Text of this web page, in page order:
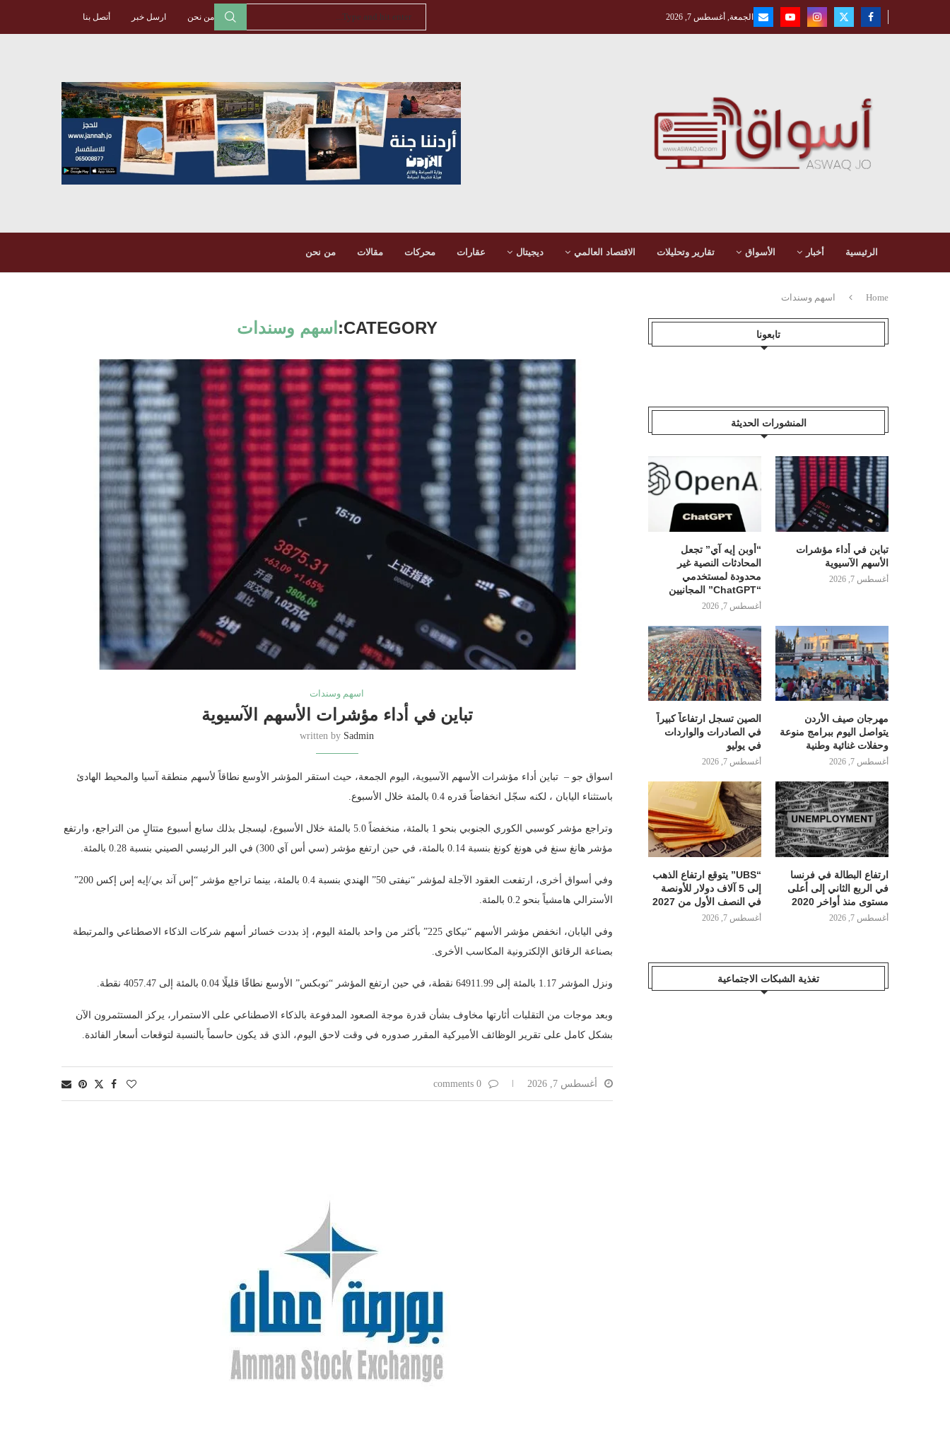
الجمعة, أغسطس 7, 2026 من نحن ارسل خبر أتصل بنا
الرئيسية أخبار الأسواق تقارير وتحليلات الاقتصاد العالمي ديجيتال عقارات محركات مقالات من نحن
Home اسهم وسندات
CATEGORY: اسهم وسندات
اسهم وسندات
تباين في أداء مؤشرات الأسهم الآسيوية
written by Sadmin
اسواق جو – تباين أداء مؤشرات الأسهم الآسيوية، اليوم الجمعة، حيث استقر المؤشر الأوسع نطاقاً لأسهم منطقة آسيا والمحيط الهادئ
باستثناء اليابان ، لكنه سجّل انخفاضاً قدره 0.4 بالمئة خلال الأسبوع.
وتراجع مؤشر كوسبي الكوري الجنوبي بنحو 1 بالمئة، منخفضاً 5.0 بالمئة خلال الأسبوع، ليسجل بذلك سابع أسبوع متتالٍ من التراجع، وارتفع
مؤشر هانغ سنغ في هونغ كونغ بنسبة 0.14 بالمئة، في حين ارتفع مؤشر (سي أس آي 300) في البر الرئيسي الصيني بنسبة 0.28 بالمئة.
وفي أسواق أخرى، ارتفعت العقود الآجلة لمؤشر “نيفتى 50” الهندي بنسبة 0.4 بالمئة، بينما تراجع مؤشر “إس آند بي/إيه إس إكس 200”
الأسترالي هامشياً بنحو 0.2 بالمئة.
وفي اليابان، انخفض ‌مؤشر الأسهم “نيكاي 225” بأكثر من واحد بالمئة اليوم، إذ بددت خسائر أسهم شركات الذكاء الاصطناعي والمرتبطة
بصناعة الرقائق الإلكترونية المكاسب الأخرى.
ونزل المؤشر 1.17 بالمئة إلى 64911.99 ​نقطة، في حين ارتفع المؤشر “توبكس” ‌الأوسع نطاقًا قليلًا 0.04 بالمئة إلى 4057.47 نقطة.
وبعد موجات من التقلبات أثارتها مخاوف بشأن قدرة موجة الصعود المدفوعة بالذكاء الاصطناعي على الاستمرار، يركز المستثمرون الآن
بشكل كامل على تقرير الوظائف الأميركية المقرر صدوره في وقت لاحق اليوم، الذي قد يكون حاسماً بالنسبة لتوقعات أسعار الفائدة.
أغسطس 7, 2026 0 comments
تابعونا
المنشورات الحديثة
تباين في أداء مؤشرات
الأسهم الآسيوية
أغسطس 7, 2026
“أوبن إيه آي” تجعل
المحادثات النصية غير
محدودة لمستخدمي
“ChatGPT” المجانيين
أغسطس 7, 2026
مهرجان صيف الأردن
يتواصل اليوم ببرامج منوعة
وحفلات غنائية وطنية
أغسطس 7, 2026
الصين تسجل ارتفاعاً كبيراً
في الصادرات والواردات
في يوليو
أغسطس 7, 2026
ارتفاع البطالة في فرنسا
في الربع الثاني إلى أعلى
مستوى منذ أواخر 2020
أغسطس 7, 2026
“UBS” يتوقع ارتفاع الذهب
إلى 5 آلاف دولار للأونصة
في النصف الأول من 2027
أغسطس 7, 2026
تغذية الشبكات الاجتماعية